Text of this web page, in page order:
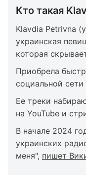
Кто такая
Klavdia Petrivna
украинская
которая
Приобрела
социальной сети
Ее треки
на YouTube и
В начале 2024
украинских
меня", пишет